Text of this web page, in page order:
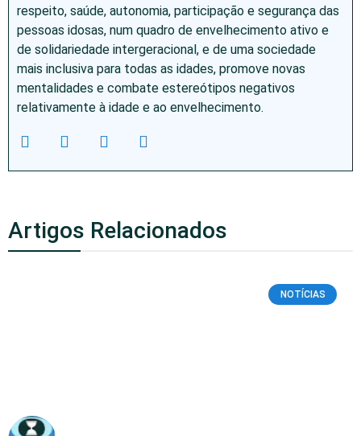
respeito, saúde, autonomia, participação e segurança das
pessoas idosas, num quadro de envelhecimento ativo e
de solidariedade intergeracional, e de uma sociedade
mais inclusiva para todas as idades, promove novas
mentalidades e combate estereótipos negativos
relativamente à idade e ao envelhecimento.
Artigos Relacionados
NOTÍCIAS